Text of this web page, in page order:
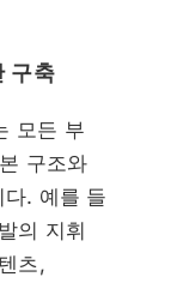
구축
모든 부
구조와
. 예를 들
의 지휘
츠,